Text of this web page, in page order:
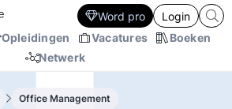
Opleidingen Vacatures
Boeken
Netwerk
Word pro Login
Office Management